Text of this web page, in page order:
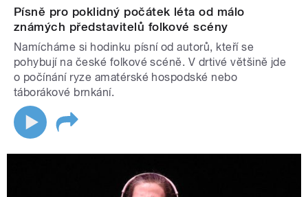
Písně pro poklidný počátek léta od málo
známých představitelů folkové scény
Namícháme si hodinku písní od autorů, kteří se
pohybují na české folkové scéně. V drtivé většině jde
o počínání ryze amatérské hospodské nebo
táborákové brnkání.